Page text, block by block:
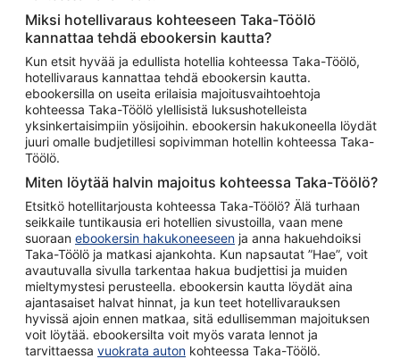
Miksi hotellivaraus kohteeseen Taka-Töölö
kannattaa tehdä ebookersin kautta?
Kun etsit hyvää ja edullista hotellia kohteessa Taka-Töölö,
hotellivaraus kannattaa tehdä ebookersin kautta.
ebookersilla on useita erilaisia majoitusvaihtoehtoja
kohteessa Taka-Töölö ylellisistä luksushotelleista
yksinkertaisimpiin yösijoihin. ebookersin hakukoneella löydät
juuri omalle budjetillesi sopivimman hotellin kohteessa Taka-
Töölö.
Miten löytää halvin majoitus kohteessa Taka-Töölö?
Etsitkö hotellitarjousta kohteessa Taka-Töölö? Älä turhaan
seikkaile tuntikausia eri hotellien sivustoilla, vaan mene
suoraan ebookersin hakukoneeseen ja anna hakuehdoiksi
Taka-Töölö ja matkasi ajankohta. Kun napsautat ”Hae”, voit
avautuvalla sivulla tarkentaa hakua budjettisi ja muiden
mieltymystesi perusteella. ebookersin kautta löydät aina
ajantasaiset halvat hinnat, ja kun teet hotellivarauksen
hyvissä ajoin ennen matkaa, sitä edullisemman majoituksen
voit löytää. ebookersilta voit myös varata lennot ja
tarvittaessa vuokrata auton kohteessa Taka-Töölö.